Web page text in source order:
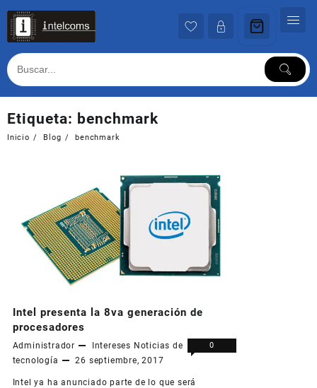
contenido
Etiqueta: benchmark
Inicio Blog benchmark
Intel presenta la 8va generación de
procesadores
Administrador Intereses Noticias de
tecnología
26 septiembre, 2017
0
Comments
Intel ya ha anunciado parte de lo que será